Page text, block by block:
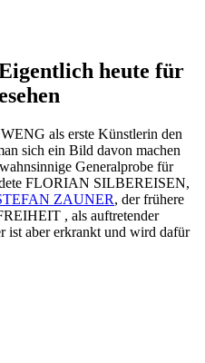
heute für
als erste Künstlerin den
sich ein Bild davon machen
Generalprobe für
FLORIAN SILBEREISEN,
ZAUNER, der frühere
, als auftretender
ist aber erkrankt und wird dafür